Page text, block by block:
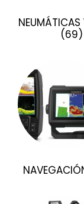
NEUMÁTICAS
(69)